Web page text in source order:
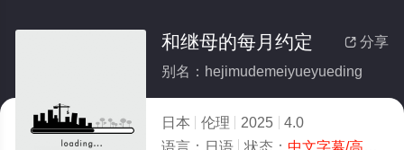
 分享
和继母的每月约定
别名：hejimudemeiyueyueding
日本 伦理 2025
4.0
语言： 日语 状态： 中文字幕/高清